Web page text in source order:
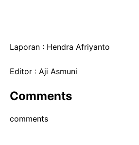
Laporan : Hendra Afriyanto
Editor : Aji Asmuni
Comments
comments